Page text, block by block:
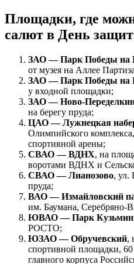
Площадки, где
салют в День
ЗАО — Парк Победы на
от музея на Аллее
ЗАО — Парк Победы на
у входной площадки;
ЗАО — Ново-
на берегу пруда;
ЦАО — Лужнецкая
Олимпийского
спортивной арены;
СВАО — ВДНХ, на
воротами ВДНХ и
СВАО — Лианозово, ул.
пруда;
ВАО — Измайловский
им. Баумана, Cepeбpянo-
ЮВАО — Парк
РОСТО;
ЮЗАО — Обручевский,
спортивной площадки,
главного корпуса